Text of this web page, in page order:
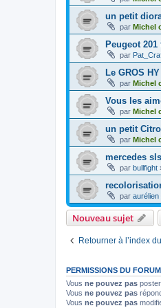
un petit
par Michel
Peugeot 201
par
Le GROS
par Michel
Vous les
par Michel
un petit
par Michel
mercedes
par bullfight
par aurélien
Nouveau sujet
Retourner à l’index
PERMISSIONS DU FORUM
Vous ne pouvez pas
Vous ne pouvez pas
Vous ne pouvez pas